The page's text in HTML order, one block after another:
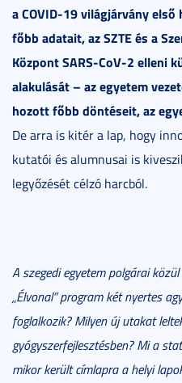
a COVID-19 világjárvány
főbb adatait, az SZTE és a
Központ SARS-CoV-2 elleni
alakulását – az egyetem
hozott főbb döntéseit, az
De arra is kitér a lap, hogy
kutatói és alumnusai is
legyőzését célzó harcból.
A szegedi egyetem polgárai
„Élvonal” program két nyertes
foglalkozik? Milyen új utakat
gyógyszerfejlesztésben? Mi a
mikor került címlapra a helyi